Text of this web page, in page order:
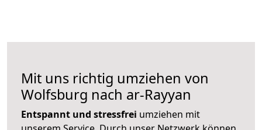
Mit uns richtig umziehen von
Wolfsburg nach ar-Rayyan
Entspannt und stressfrei umziehen mit